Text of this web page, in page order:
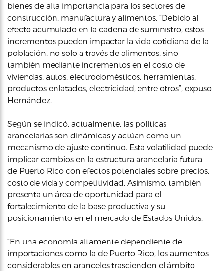
bienes de alta importancia para los sectores de
construcción, manufactura y alimentos. “Debido al
efecto acumulado en la cadena de suministro, estos
incrementos pueden impactar la vida cotidiana de la
población, no solo a través de alimentos, sino
también mediante incrementos en el costo de
viviendas, autos, electrodomésticos, herramientas,
productos enlatados, electricidad, entre otros”, expuso
Hernández.
Según se indicó, actualmente, las políticas
arancelarias son dinámicas y actúan como un
mecanismo de ajuste continuo. Esta volatilidad puede
implicar cambios en la estructura arancelaria futura
de Puerto Rico con efectos potenciales sobre precios,
costo de vida y competitividad. Asimismo, también
presenta un área de oportunidad para el
fortalecimiento de la base productiva y su
posicionamiento en el mercado de Estados Unidos.
“En una economía altamente dependiente de
importaciones como la de Puerto Rico, los aumentos
considerables en aranceles trascienden el ámbito